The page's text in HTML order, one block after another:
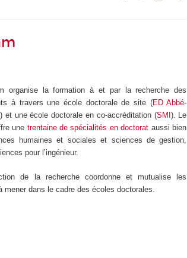
organise la formation à et par la recherche des
à travers une école doctorale de site (ED Abbé-
) et une école doctorale en co-accréditation (SMI ). Le
une trentaine de spécialités en doctorat aussi bien
humaines et sociales et sciences de gestion,
pour l’ingénieur.
de la recherche coordonne et mutualise les
mener dans le cadre des écoles doctorales.